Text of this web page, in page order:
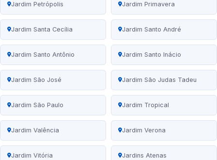
Jardim Petrópolis Jardim Primavera
Jardim Santa Cecília Jardim Santo André
Jardim Santo Antônio Jardim Santo Inácio
Jardim São José Jardim São Judas Tadeu
Jardim São Paulo Jardim Tropical
Jardim Valência Jardim Verona
Jardim Vitória Jardins Atenas